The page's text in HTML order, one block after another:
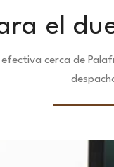
el
cerca de